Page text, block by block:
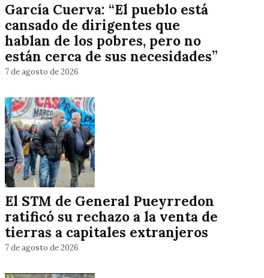
García Cuerva: “El pueblo está
cansado de dirigentes que
hablan de los pobres, pero no
están cerca de sus necesidades”
7 de agosto de 2026
El STM de General Pueyrredon
ratificó su rechazo a la venta de
tierras a capitales extranjeros
7 de agosto de 2026